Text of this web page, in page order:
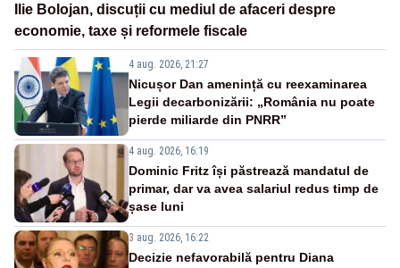
Ilie Bolojan, discuții cu mediul de afaceri despre
economie, taxe și reformele fiscale
4 aug. 2026, 21:27
Nicușor Dan amenință cu reexaminarea
Legii decarbonizării: „România nu poate
pierde miliarde din PNRR”
4 aug. 2026, 16:19
Dominic Fritz își păstrează mandatul de
primar, dar va avea salariul redus timp de
șase luni
3 aug. 2026, 16:22
Decizie nefavorabilă pentru Diana